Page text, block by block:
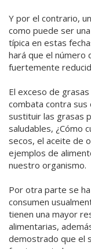
Y por el contrario,
como puede ser
típica en estas
hará que el número
fuertemente
El exceso de
combata contra sus
sustituir las grasas
saludables, ¿Cómo
secos, el aceite de
ejemplos de
nuestro organismo.
Por otra parte se
consumen
tienen una mayor
alimentarias,
demostrado que el